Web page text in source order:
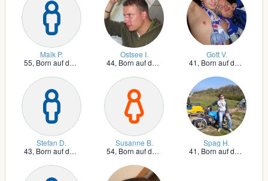
Maik P.
55, Born auf dem Darß
Ostsee I.
44, Born auf dem Darß
Gott V.
41, Born auf dem Darß
Stefan D.
43, Born auf dem Darß
Susanne B.
54, Born auf dem Darß
Spag H.
41, Born auf dem Darß